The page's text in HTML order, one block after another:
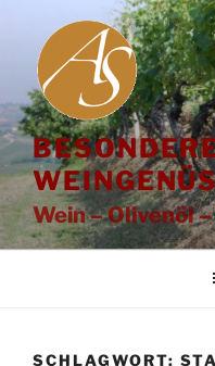
springen
Wein – Olivenöl
SCHLAGWORT: